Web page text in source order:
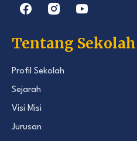
Tentang Sekolah
Profil Sekolah
Sejarah
Visi Misi
Jurusan